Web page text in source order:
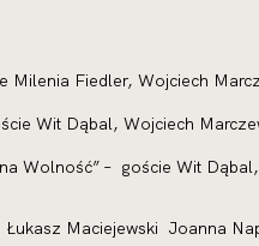
Milenia Fiedler, Wojciech
Wit Dąbal, Wojciech
Wolność” – goście Wit
Maciejewski Joanna